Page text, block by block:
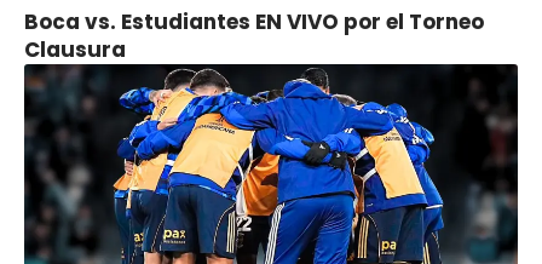
Boca vs. Estudiantes EN VIVO por el Torneo
Clausura